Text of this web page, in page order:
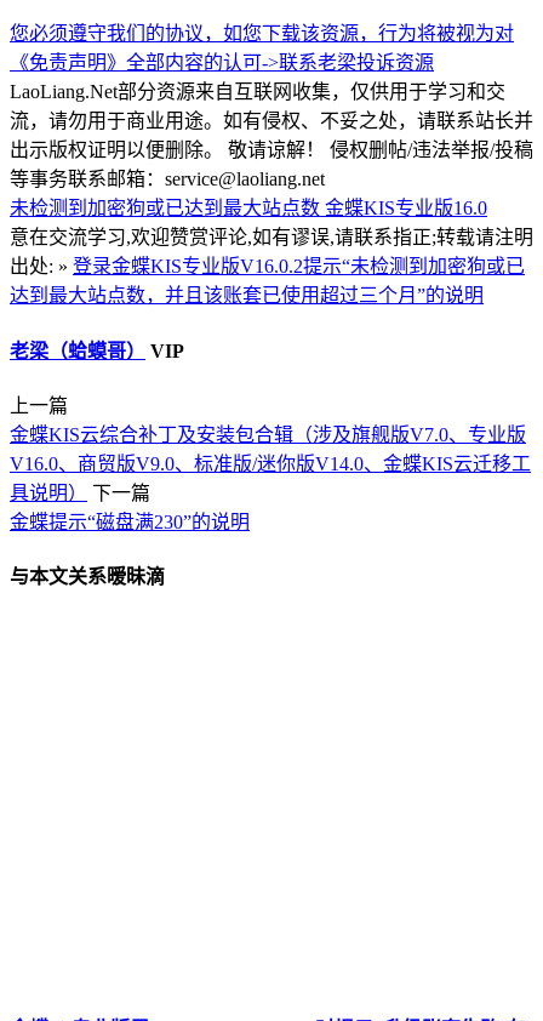
您必须遵守我们的协议，如您下载该资源，行为将被视为对
《免责声明》全部内容的认可->联系老梁投诉资源
LaoLiang.Net部分资源来自互联网收集，仅供用于学习和交
流，请勿用于商业用途。如有侵权、不妥之处，请联系站长并
出示版权证明以便删除。 敬请谅解！ 侵权删帖/违法举报/投稿
等事务联系邮箱：service@laoliang.net
未检测到加密狗或已达到最大站点数 金蝶KIS专业版16.0
意在交流学习,欢迎赞赏评论,如有谬误,请联系指正;转载请注明
出处: » 登录金蝶KIS专业版V16.0.2提示“未检测到加密狗或已
达到最大站点数，并且该账套已使用超过三个月”的说明
老梁（蛤蟆哥） VIP
上一篇
金蝶KIS云综合补丁及安装包合辑（涉及旗舰版V7.0、专业版
V16.0、商贸版V9.0、标准版/迷你版V14.0、金蝶KIS云迁移工
具说明）
下一篇
金蝶提示“磁盘满230”的说明
与本文关系暧昧滴